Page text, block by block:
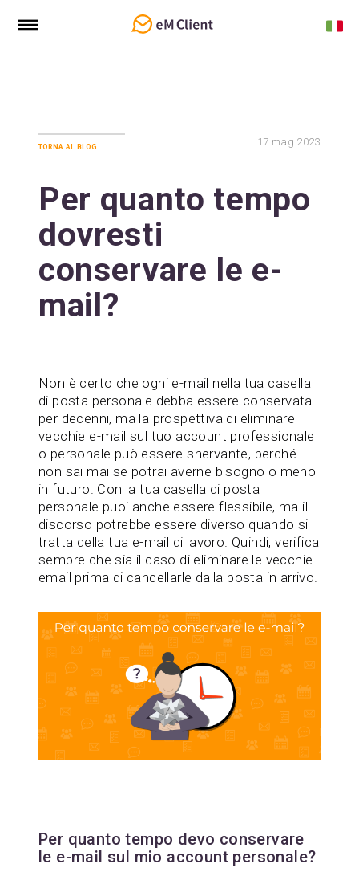
torna al blog 17 mag 2023
Per quanto tempo
dovresti
conservare le e-
mail?
Non è certo che ogni e-mail nella tua casella
di posta personale debba essere conservata
per decenni, ma la prospettiva di eliminare
vecchie e-mail sul tuo account professionale
o personale può essere snervante, perché
non sai mai se potrai averne bisogno o meno
in futuro. Con la tua casella di posta
personale puoi anche essere flessibile, ma il
discorso potrebbe essere diverso quando si
tratta della tua e-mail di lavoro. Quindi, verifica
sempre che sia il caso di eliminare le vecchie
email prima di cancellarle dalla posta in arrivo.
Per quanto tempo devo conservare
le e-mail sul mio account personale?